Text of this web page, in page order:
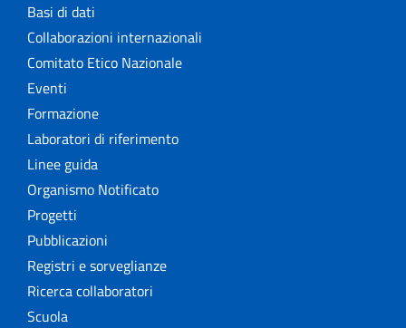
Basi di dati
Collaborazioni internazionali
Comitato Etico Nazionale
Eventi
Formazione
Laboratori di riferimento
Linee guida
Organismo Notificato
Progetti
Pubblicazioni
Registri e sorveglianze
Ricerca collaboratori
Scuola